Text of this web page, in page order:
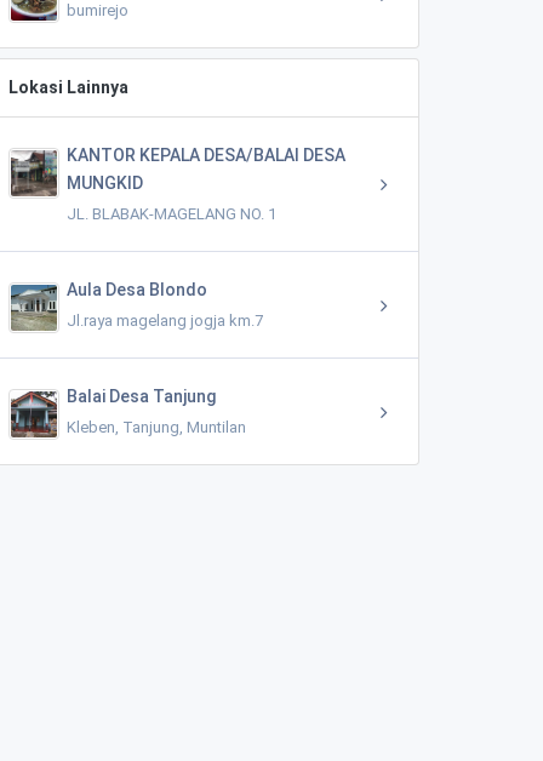
bumirejo
Lokasi Lainnya
KANTOR KEPALA DESA/BALAI DESA
MUNGKID
JL. BLABAK-MAGELANG NO. 1
Aula Desa Blondo
Jl.raya magelang jogja km.7
Balai Desa Tanjung
Kleben, Tanjung, Muntilan